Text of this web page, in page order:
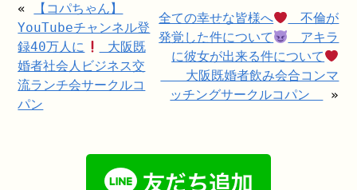
«
【コパちゃん】
YouTubeチャンネル登
録40万人に
大阪既
婚者社会人ビジネス交
流ランチ会サークルコ
パン
全ての幸せな皆様へ
不倫が
発覚した件について
アキラ
に彼女が出来る件について
大阪既婚者飲み会合コンマ
ッチングサークルコパン
»